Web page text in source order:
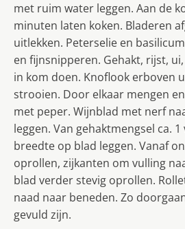
met ruim water leggen. Aan de
minuten laten koken. Bladeren
uitlekken. Peterselie en
en fijnsnipperen. Gehakt, rijst,
in kom doen. Knoflook erboven
strooien. Door elkaar mengen
met peper. Wijnblad met nerf
leggen. Van gehaktmengsel ca.
breedte op blad leggen. Vanaf
oprollen, zijkanten om vulling
blad verder stevig oprollen.
naad naar beneden. Zo
gevuld zijn.